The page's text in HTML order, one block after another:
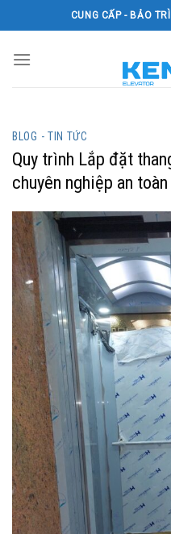
to
CUNG CẤP - BẢO
BLOG - TIN TỨC
Quy trình Lắp đặt
chuyên nghiệp an toàn